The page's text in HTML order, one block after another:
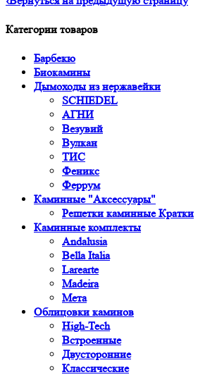
Категории товаров
Барбекю
Биокамины
Дымоходы из нержавейки
SCHIEDEL
АГНИ
Везувий
Вулкан
ТИС
Феникс
Феррум
Каминные "Аксессуары"
Решетки каминные Кратки
Каминные комплекты
Andalusia
Bella Italia
Larearte
Madeira
Мета
Облицовки каминов
High-Tech
Встроенные
Двусторонние
Классические